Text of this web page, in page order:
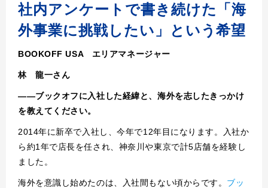
社内アンケートで書き続けた「海
外事業に挑戦したい」という希望
BOOKOFF USA エリアマネージャー
林 龍一さん
――ブックオフに入社した経緯と、海外を志したきっかけ
を教えてください。
2014年に新卒で入社し、今年で12年目になります。入社か
ら約1年で店長を任され、神奈川や東京で計5店舗を経験し
ました。
海外を意識し始めたのは、入社間もない頃からです。 ブッ